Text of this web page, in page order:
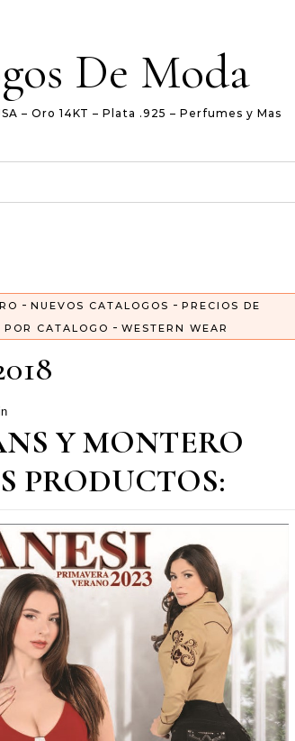
De Moda
– Oro 14KT – Plata .925 – Perfumes y Mas
- NUEVOS CATALOGOS - PRECIOS DE
POR CATALOGO - WESTERN WEAR
Y MONTERO
PRODUCTOS: